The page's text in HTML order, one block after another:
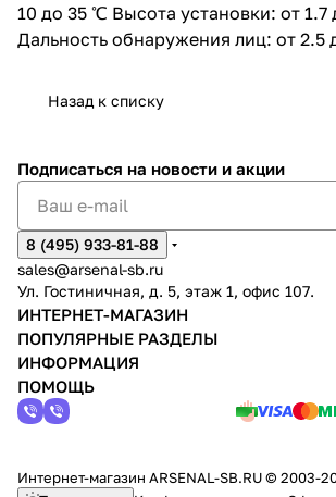
10 до 35 ℃ Высота установки: от 1.7
Дальность обнаружения лиц: от 2.5
Назад к списку
Подписаться на новости и акции
8 (495) 933-81-88
sales@arsenal-sb.ru
Ул. Гостиничная, д. 5, этаж 1, офис 107.
ИНТЕРНЕТ-МАГАЗИН
ПОПУЛЯРНЫЕ РАЗДЕЛЫ
ИНФОРМАЦИЯ
ПОМОЩЬ
Интернет-магазин ARSENAL-SB.RU © 2003-